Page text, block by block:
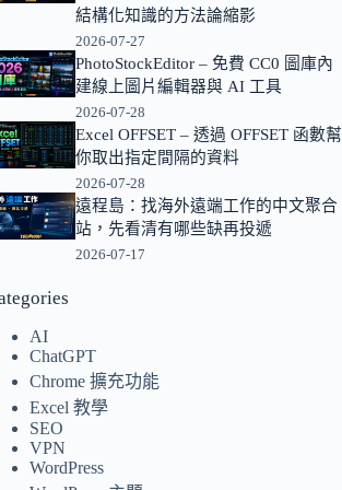
結構化知識的方法論縮影
2026-07-27
PhotoStockEditor – 免費 CC0 圖庫內
建線上圖片編輯器與 AI 工具
2026-07-28
Excel OFFSET – 透過 OFFSET 函數幫
你取出指定間隔的資料
2026-07-28
遠程島：找海外遠端工作的中文聚合
站，先看清有哪些缺再投遞
2026-07-17
AI
ChatGPT
Chrome 擴充功能
Excel 教學
SEO
VPN
WordPress